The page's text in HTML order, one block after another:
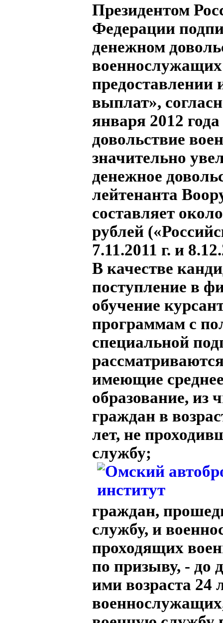
Президентом
Федерации
денежном
предоставлении
выплат»,
января 2012
довольствие
значительно
денежное
лейтенанта
составляет
рублей
7.11.2011 г. и
В качестве
поступление в
обучение
программам с
специальной
имеющие
образование, из
граждан в
лет, не
службу;
граждан,
службу, и
проходящих
по призыву, - до
ими возраста 24